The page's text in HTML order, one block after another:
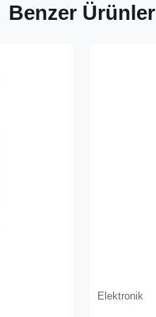
Benzer Ürünler
Elektronik